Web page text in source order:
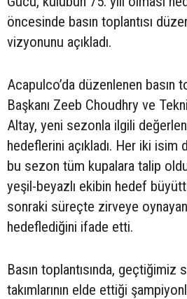
öncesinde basın toplantısı
vizyonunu açıkladı.
Acapulco’da düzenlenen basın
Başkanı Zeeb Choudhry ve
Altay, yeni sezonla ilgili
hedeflerini açıkladı. Her iki isim
bu sezon tüm kupalara talip
yeşil-beyazlı ekibin hedef
sonraki süreçte zirveye oynayan
hedeflediğini ifade etti.
Basın toplantısında, geçtiğimiz
takımlarının elde ettiği